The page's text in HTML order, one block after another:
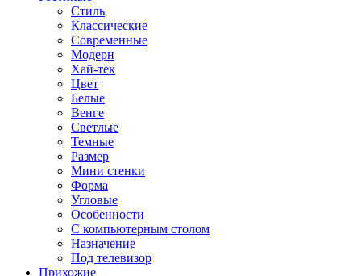
Стиль
Классические
Современные
Модерн
Хай-тек
Цвет
Белые
Венге
Светлые
Темные
Размер
Мини стенки
Форма
Угловые
Особенности
С компьютерным столом
Назначение
Под телевизор
Прихожие